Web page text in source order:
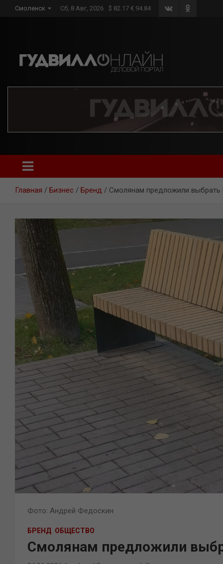
Смоленск Сб, 8 Авг, 2026 $ 82.17 € 94.84
Главная Бизнес Бренд Смолянам предложили
Фото: Андрей Федоскин
БРЕНД ОБЩЕСТВО
Смолянам предложили